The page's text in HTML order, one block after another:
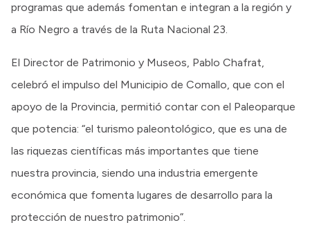
programas que además fomentan e integran a la región y
a Río Negro a través de la Ruta Nacional 23.
El Director de Patrimonio y Museos, Pablo Chafrat,
celebró el impulso del Municipio de Comallo, que con el
apoyo de la Provincia, permitió contar con el Paleoparque
que potencia: “el turismo paleontológico, que es una de
las riquezas científicas más importantes que tiene
nuestra provincia, siendo una industria emergente
económica que fomenta lugares de desarrollo para la
protección de nuestro patrimonio”.